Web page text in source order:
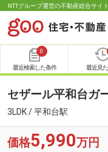
NTTグループ運営の不動産総合サイ
0
最近検索した条件 最近見
セザール平和台ガ
3LDK / 平和台駅
価格5,990万円